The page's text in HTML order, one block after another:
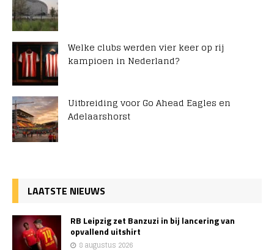
Welke clubs werden vier keer op rij
kampioen in Nederland?
Uitbreiding voor Go Ahead Eagles en
Adelaarshorst
LAATSTE NIEUWS
RB Leipzig zet Banzuzi in bij lancering van
opvallend uitshirt
8 augustus 2026